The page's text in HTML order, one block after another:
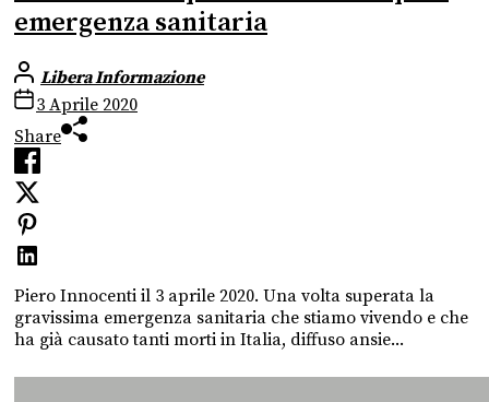
emergenza sanitaria
Libera Informazione
3 Aprile 2020
Share
Piero Innocenti il 3 aprile 2020. Una volta superata la
gravissima emergenza sanitaria che stiamo vivendo e che
ha già causato tanti morti in Italia, diffuso ansie...